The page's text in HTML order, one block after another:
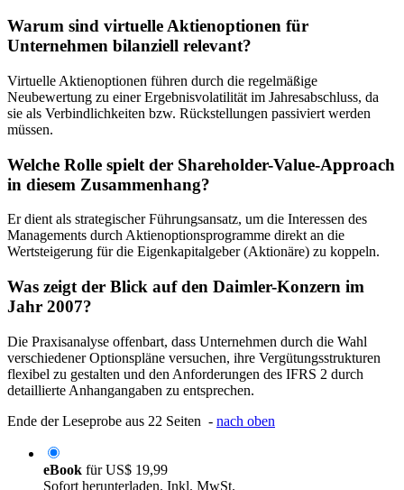
Warum sind virtuelle Aktienoptionen für
Unternehmen bilanziell relevant?
Virtuelle Aktienoptionen führen durch die regelmäßige
Neubewertung zu einer Ergebnisvolatilität im Jahresabschluss, da
sie als Verbindlichkeiten bzw. Rückstellungen passiviert werden
müssen.
Welche Rolle spielt der Shareholder-Value-Approach
in diesem Zusammenhang?
Er dient als strategischer Führungsansatz, um die Interessen des
Managements durch Aktienoptionsprogramme direkt an die
Wertsteigerung für die Eigenkapitalgeber (Aktionäre) zu koppeln.
Was zeigt der Blick auf den Daimler-Konzern im
Jahr 2007?
Die Praxisanalyse offenbart, dass Unternehmen durch die Wahl
verschiedener Optionspläne versuchen, ihre Vergütungsstrukturen
flexibel zu gestalten und den Anforderungen des IFRS 2 durch
detaillierte Anhangangaben zu entsprechen.
Ende der Leseprobe aus 22 Seiten - nach oben
eBook fürUS$ 19,99
Sofort herunterladen. Inkl. MwSt.